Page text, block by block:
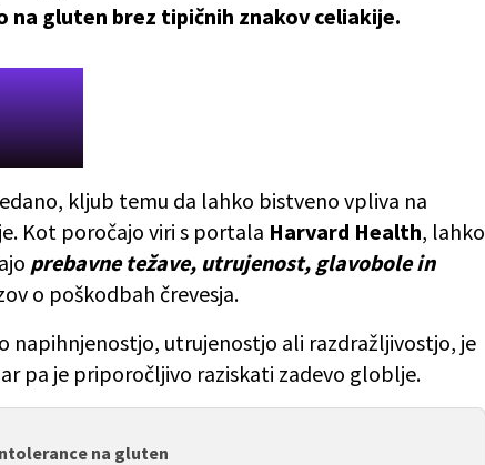
gluten brez tipičnih znakov celiakije.
kljub temu da lahko bistveno vpliva na
Kot poročajo viri s portala Harvard Health, lahko
prebavne težave, utrujenost, glavobole in
o poškodbah črevesja.
napihnjenostjo, utrujenostjo ali razdražljivostjo, je
pa je priporočljivo raziskati zadevo globlje.
na gluten